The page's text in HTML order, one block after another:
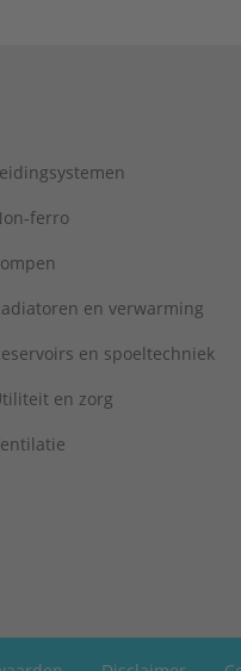
ferro
en verwarming
en spoeltechniek
en zorg